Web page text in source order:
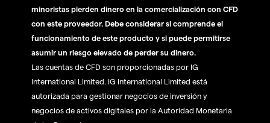
minoristas pierden dinero en la comercialización con CFD
con este proveedor. Debe considerar si comprende el
funcionamiento de este producto y si puede permitirse
asumir un riesgo elevado de perder su dinero.
Las cuentas de CFD son proporcionadas por IG
International Limited. IG International Limited está
autorizada para gestionar negocios de inversión y
negocios de activos digitales por la Autoridad Monetaria